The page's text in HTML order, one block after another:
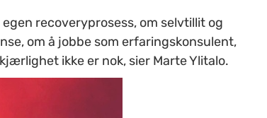
recoveryprosess, om selvtillit og
om å jobbe som erfaringskonsulent,
ikke er nok, sier Marte Ylitalo.